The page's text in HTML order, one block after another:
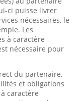
ci puisse livrer
nécessaires, le
Les
à caractère
nécessaire pour
du partenaire,
et obligations
caractère